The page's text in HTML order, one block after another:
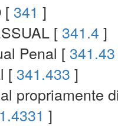
[ 341 ]
[ 341.4 ]
Penal [ 341.43
[ 341.433 ]
propriamente
]